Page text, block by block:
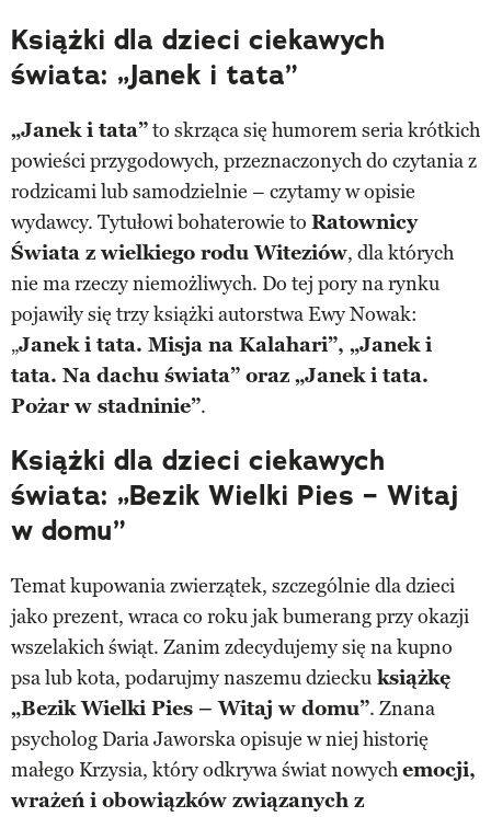
Książki dla dzieci ciekawych
świata: „Janek i tata”
„Janek i tata”to skrząca się humorem seria krótkich
powieści przygodowych, przeznaczonych do czytania z
rodzicami lub samodzielnie – czytamy w opisie
wydawcy. Tytułowi bohaterowie to Ratownicy
Świata z wielkiego rodu Witeziów, dla których
nie ma rzeczy niemożliwych. Do tej pory na rynku
pojawiły się trzy książki autorstwa Ewy Nowak:
„Janek i tata. Misja na Kalahari”, „Janek i
tata. Na dachu świata” oraz „Janek i tata.
Pożar w stadninie”.
Książki dla dzieci ciekawych
świata: „Bezik Wielki Pies – Witaj
w domu”
Temat kupowania zwierzątek, szczególnie dla dzieci
jako prezent, wraca co roku jak bumerang przy okazji
wszelakich świąt. Zanim zdecydujemy się na kupno
psa lub kota, podarujmy naszemu dziecku książkę
„Bezik Wielki Pies – Witaj w domu”. Znana
psycholog Daria Jaworska opisuje w niej historię
małego Krzysia, który odkrywa świat nowychemocji,
wrażeń i obowiązków związanych z